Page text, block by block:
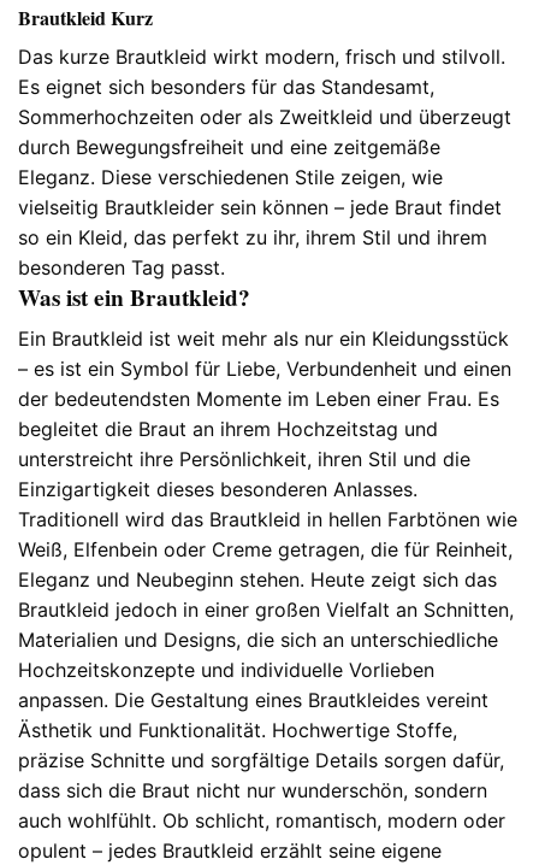
Brautkleid Kurz
Das kurze Brautkleid wirkt modern, frisch und stilvoll.
Es eignet sich besonders für das Standesamt,
Sommerhochzeiten oder als Zweitkleid und überzeugt
durch Bewegungsfreiheit und eine zeitgemäße
Eleganz. Diese verschiedenen Stile zeigen, wie
vielseitig Brautkleider sein können – jede Braut findet
so ein Kleid, das perfekt zu ihr, ihrem Stil und ihrem
besonderen Tag passt.
Was ist ein Brautkleid?
Ein Brautkleid ist weit mehr als nur ein Kleidungsstück
– es ist ein Symbol für Liebe, Verbundenheit und einen
der bedeutendsten Momente im Leben einer Frau. Es
begleitet die Braut an ihrem Hochzeitstag und
unterstreicht ihre Persönlichkeit, ihren Stil und die
Einzigartigkeit dieses besonderen Anlasses.
Traditionell wird das Brautkleid in hellen Farbtönen wie
Weiß, Elfenbein oder Creme getragen, die für Reinheit,
Eleganz und Neubeginn stehen. Heute zeigt sich das
Brautkleid jedoch in einer großen Vielfalt an Schnitten,
Materialien und Designs, die sich an unterschiedliche
Hochzeitskonzepte und individuelle Vorlieben
anpassen. Die Gestaltung eines Brautkleides vereint
Ästhetik und Funktionalität. Hochwertige Stoffe,
präzise Schnitte und sorgfältige Details sorgen dafür,
dass sich die Braut nicht nur wunderschön, sondern
auch wohlfühlt. Ob schlicht, romantisch, modern oder
opulent – jedes Brautkleid erzählt seine eigene